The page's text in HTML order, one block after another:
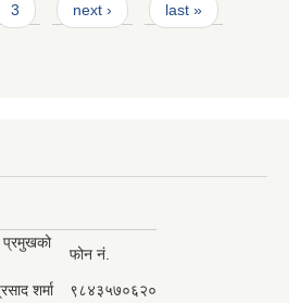
3 next › last »
प्रमुखको
फोन नं.
शर्मा
९८४३५७०६२०